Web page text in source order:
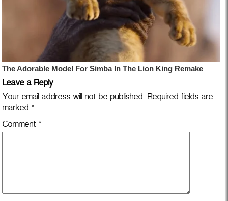
Leave a Reply
Your email address will not be published. Required fields are
marked *
Comment *